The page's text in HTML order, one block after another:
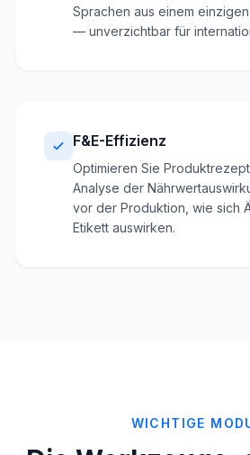
Sprachen aus einem
— unverzichtbar für
F&E-Effizienz
Optimieren Sie
Analyse der
vor der Produktion, wie sich
Etikett auswirken.
WICHTIGE